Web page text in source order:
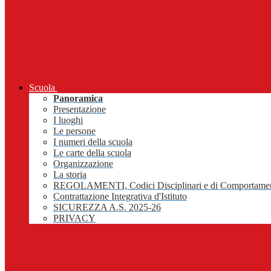
Scuola
Panoramica
Presentazione
I luoghi
Le persone
I numeri della scuola
Le carte della scuola
Organizzazione
La storia
REGOLAMENTI, Codici Disciplinari e di
Contrattazione Integrativa d'Istituto
SICUREZZA A.S. 2025-26
PRIVACY